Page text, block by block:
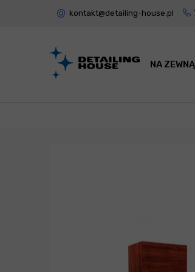
kontakt@detailing-house.pl
NA